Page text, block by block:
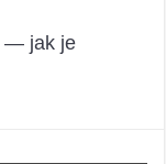
— jak je